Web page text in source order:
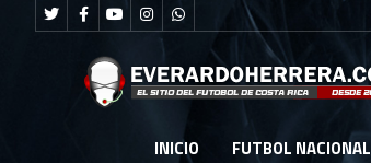
INICIO FUTBOL NACIONAL